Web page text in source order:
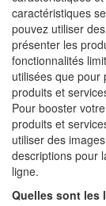
caractéristiques
pouvez utiliser
présenter les
fonctionnalités
utilisées que pour
produits et
Pour booster
produits et
utiliser des
descriptions pour
ligne.
Quelles sont les